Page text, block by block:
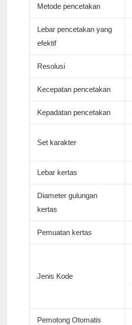
Metode pencetakan
Lebar pencetakan yang
efektif
Resolusi
Kecepatan pencetakan
Kepadatan pencetakan
Set karakter
Lebar kertas
Diameter gulungan
kertas
Pemuatan kertas
Jenis Kode
Pemotong Otomatis